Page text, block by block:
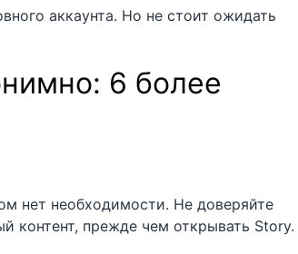
аккаунта. Но не стоит ожидать
6 более
нет необходимости. Не доверяйте
контент, прежде чем открывать Story.